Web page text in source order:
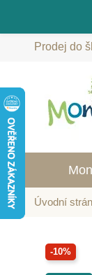
Prodej do
Úvodní
-10%